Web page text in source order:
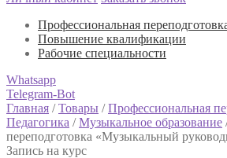
Профессиональная
Повышение квалификации
Рабочие специальности
Whatsapp
Telegram-Bot
Главная /Товары /Профессиональная
Педагогика /Музыкальное образование
переподготовка «Музыкальный
Запись на курс